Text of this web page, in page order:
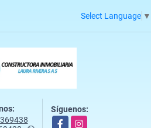
Select Language ▼
Síguenos:
FacebookInstagram